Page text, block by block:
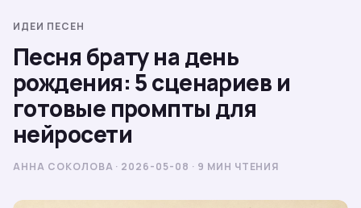
ИДЕИ ПЕСЕН
Песня брату на день
рождения: 5 сценариев и
готовые промпты для
нейросети
АННА СОКОЛОВА · 2026-05-08 · 9 МИН ЧТЕНИЯ